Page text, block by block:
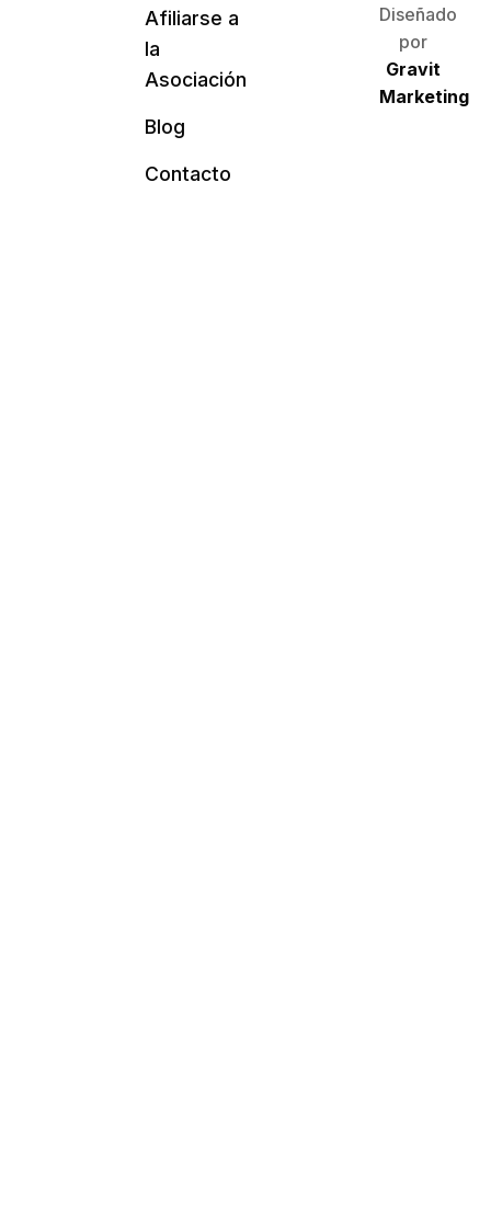
Afiliarse a
la
Asociación
Blog
Contacto
Diseñado
por
Gravit
Marketing